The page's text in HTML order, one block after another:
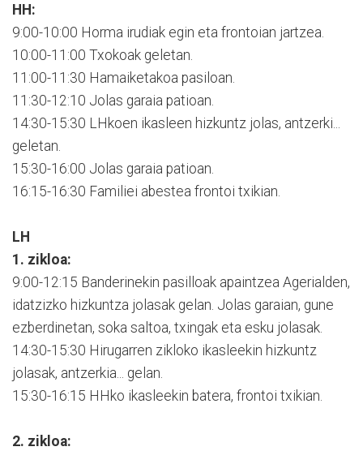
HH:
9:00-10:00 Horma irudiak egin eta frontoian jartzea.
10:00-11:00 Txokoak geletan.
11:00-11:30 Hamaiketakoa pasiloan.
11:30-12:10 Jolas garaia patioan.
14:30-15:30 LHkoen ikasleen hizkuntz jolas, antzerki...
geletan.
15:30-16:00 Jolas garaia patioan.
16:15-16:30 Familiei abestea frontoi txikian.
LH
1. zikloa:
9:00-12:15 Banderinekin pasilloak apaintzea Agerialden,
idatzizko hizkuntza jolasak gelan. Jolas garaian, gune
ezberdinetan, soka saltoa, txingak eta esku jolasak.
14:30-15:30 Hirugarren zikloko ikasleekin hizkuntz
jolasak, antzerkia... gelan.
15:30-16:15 HHko ikasleekin batera, frontoi txikian.
2. zikloa: